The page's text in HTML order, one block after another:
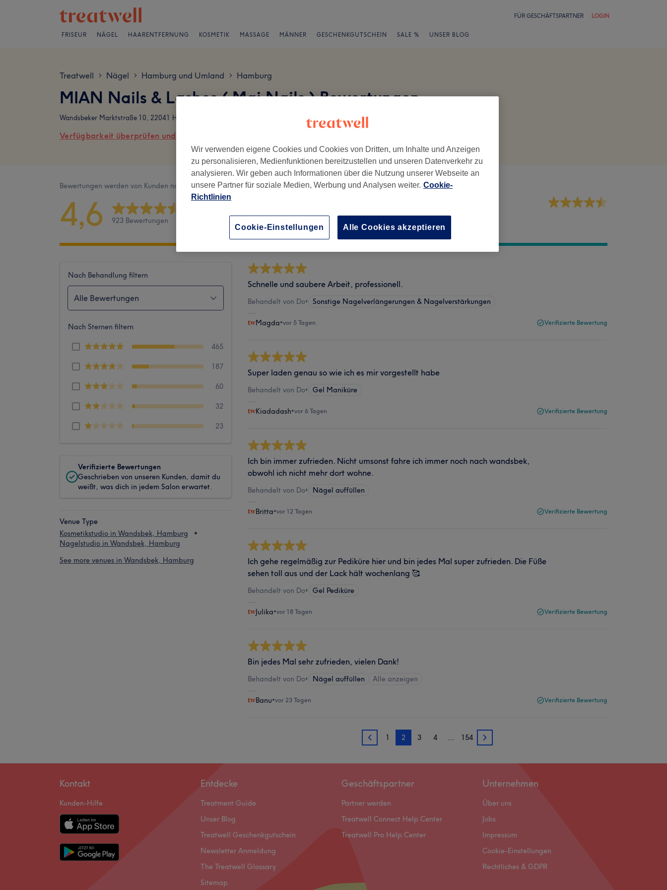
FÜR GESCHÄFTSPARTNER LOGIN
FRISEUR NÄGEL HAARENTFERNUNG KOSMETIK MASSAGE MÄNNER GESCHENKGUTSCHEIN SALE % UNSER BLOG
Treatwell > Nägel > Hamburg und Umland > Hamburg
MIAN Nails & Lashes ( Mai Nails ) Bewertungen
Wandsbeker Marktstraße 10, 22041 Hamburg
Verfügbarkeit überprüfen und online buchen
Bewertungen werden von Kunden nach ihrem Besuch geschrieben.
4,6 923 Bewertungen Sauberkeit
Nach Behandlung filtern
Alle Bewertungen
Nach Sternen filtern
465
187
60
32
23
Verifizierte Bewertungen
Geschrieben von unseren Kunden, damit du
weißt, was dich in jedem Salon erwartet.
Venue Type
Kosmetikstudio in Wandsbek, Hamburg
Nagelstudio in Wandsbek, Hamburg
See more venues in Wandsbek, Hamburg
Schnelle und saubere Arbeit, professionell.
Behandelt von Do• Sonstige Nagelverlängerungen & Nagelverstärkungen
Magda•vor 5 Tagen Verifizierte Bewertung
Super laden genau so wie ich es mir vorgestellt habe
Behandelt von Do• Gel Maniküre
Kiadadash•vor 6 Tagen Verifizierte Bewertung
Ich bin immer zufrieden. Nicht umsonst fahre ich immer noch nach wandsbek,
obwohl ich nicht mehr dort wohne.
Behandelt von Do• Nägel auffüllen
Britta•vor 12 Tagen Verifizierte Bewertung
Ich gehe regelmäßig zur Pediküre hier und bin jedes Mal super zufrieden. Die Füße
sehen toll aus und der Lack hält wochenlang 🥰
Behandelt von Do• Gel Pediküre
Julika•vor 18 Tagen Verifizierte Bewertung
Bin jedes Mal sehr zufrieden, vielen Dank!
Behandelt von Do• Nägel auffüllen Alle anzeigen
Banu•vor 23 Tagen Verifizierte Bewertung
1 1 2 3 4 … 154 3
Kontakt
Kunden-Hilfe
Entdecke
Treatment Guide
Unser Blog
Treatwell Geschenkgutschein
Newsletter Anmeldung
The Treatwell Glossary
Sitemap
Geschäftspartner
Partner werden
Treatwell Connect Help Center
Treatwell Pro Help Center
Unternehmen
Über uns
Jobs
Impressum
Cookie-Einstellungen
Rechtliches & GDPR
Wir verwenden eigene Cookies und Cookies von Dritten, um Inhalte und Anzeigen
zu personalisieren, Medienfunktionen bereitzustellen und unseren Datenverkehr zu
analysieren. Wir geben auch Informationen über die Nutzung unserer Webseite an
unsere Partner für soziale Medien, Werbung und Analysen weiter. Cookie-
Richtlinien
Cookie-Einstellungen Alle Cookies akzeptieren